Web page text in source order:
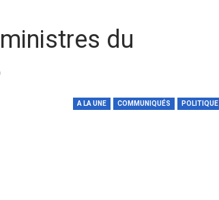
du
A LA UNE COMMUNIQUÉS POLITIQUE